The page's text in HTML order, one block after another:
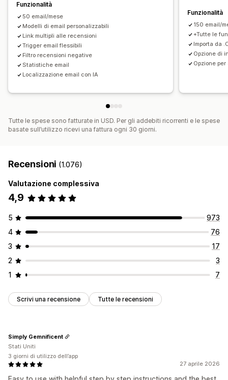
Funzionalità
50 email/mese
Modelli di email personalizzabili
Link multipli alle recensioni
Trigger email flessibili
Filtro recensioni negative
Statistiche email
Localizzazione email con IA
Funzionalità
150 email/
+Tutte le
Importa da
Opzione di
Opzione
Tutte le spese sono fatturate in USD. Per gli addebiti ricorrenti e le spese
basate sull’utilizzo ricevi una fattura ogni 30 giorni.
Recensioni (1.076)
Valutazione complessiva
4,9
5
973
4
76
3
17
2
3
1
7
Scrivi una recensione Tutte le recensioni
27 aprile 2026
Simply Gemnificent
Stati Uniti
3 giorni di utilizzo dell’app